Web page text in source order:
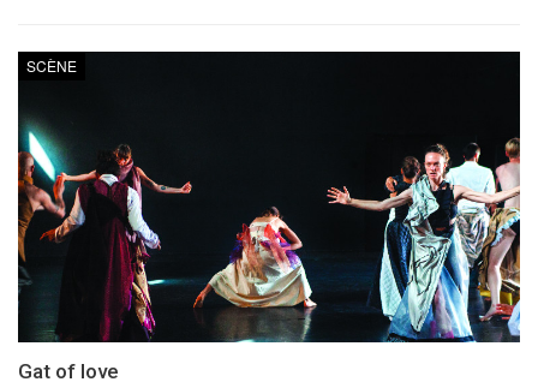
SCÈNE
Gat of love